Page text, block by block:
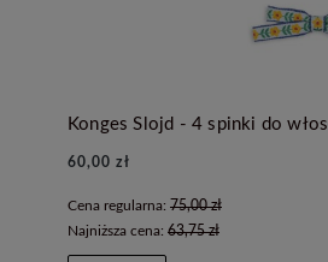
60,00 zł
Cena regularna: 75,00 zł
Najniższa cena: 63,75 zł